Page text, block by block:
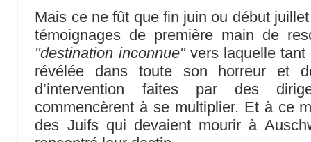
Mais ce ne fût que fin juin ou début
témoignages de première main de
"destination inconnue"vers laquelle tant
révélée dans toute son horreur et
d’intervention faites par des
commencèrent à se multiplier. Et à ce
des Juifs qui devaient mourir à